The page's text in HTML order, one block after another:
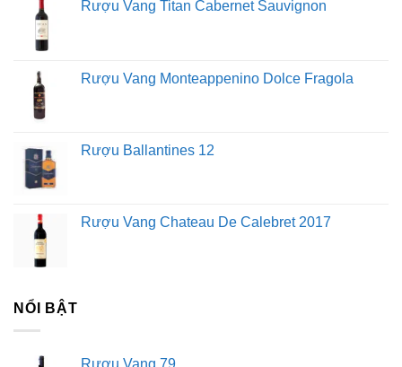
Rượu Vang Titan Cabernet Sauvignon
Rượu Vang Monteappenino Dolce Fragola
Rượu Ballantines 12
Rượu Vang Chateau De Calebret 2017
NỔI BẬT
Rượu Vang 79